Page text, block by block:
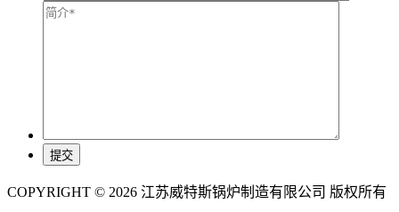
COPYRIGHT © 2026 江苏威特斯锅炉制造有限公司 版权所有